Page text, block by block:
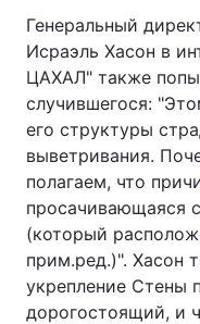
Тема оформлення
Генеральный
Исраэль Хасон в
ЦАХАЛ" также
случившегося:
его структуры
выветривания.
полагаем, что
просачивающаяся
(который
прим.ред.)". Хасон
укрепление Стены
дорогостоящий, и